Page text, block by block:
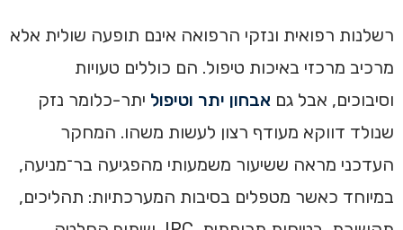
רשלנות רפואית ונזקי הרפואה אינם תופעה שולית אלא
מרכיב מרכזי באיכות טיפול. הם כוללים טעויות
וסיבוכים, אבל גם אבחון יתר וטיפול יתר-כלומר נזק
שנולד דווקא מעודף רצון לעשות משהו. המחקר
העדכני מראה ששיעור משמעותי מהפגיעה בר־מניעה,
במיוחד כאשר מטפלים בסיבות המערכתיות: תהליכים,